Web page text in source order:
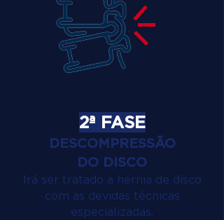
2ª FASE
DESCOMPRESSÃO
DO DISCO
Irá ser tratado a hérnia de disco
com as devidas técnicas
especializadas.